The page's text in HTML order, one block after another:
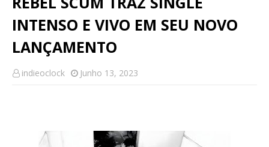
INTENSO E VIVO EM SEU NOVO
LANÇAMENTO
indieoclock Junho 13, 2023